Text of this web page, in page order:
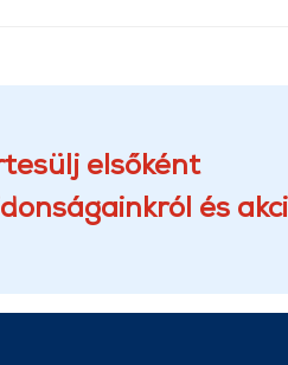
elsőként
és